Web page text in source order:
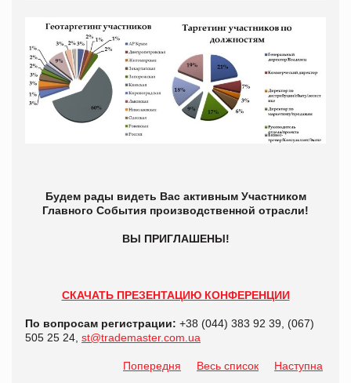
Будем рады видеть Вас активным Участником
Главного События производственной отрасли!
ВЫ ПРИГЛАШЕНЫ!
СКАЧАТЬ ПРЕЗЕНТАЦИЮ КОНФЕРЕНЦИИ
По вопросам регистрации: +38 (044) 383 92 39, (067)
505 25 24, st@trademaster.com.ua
Попередня Весь список Наступна